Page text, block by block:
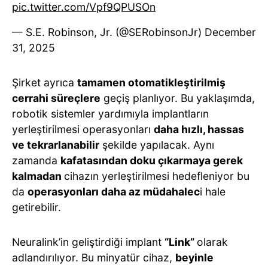
pic.twitter.com/Vpf9QPUSOn
— S.E. Robinson, Jr. (@SERobinsonJr) December
31, 2025
Şirket ayrıca tamamen otomatikleştirilmiş
cerrahi süreçlere geçiş planlıyor. Bu yaklaşımda,
robotik sistemler yardımıyla implantların
yerleştirilmesi operasyonları daha hızlı, hassas
ve tekrarlanabilir şekilde yapılacak. Aynı
zamanda kafatasından doku çıkarmaya gerek
kalmadan cihazın yerleştirilmesi hedefleniyor bu
da operasyonları daha az müdahaleci hale
getirebilir.
Neuralink’in geliştirdiği implant “Link” olarak
adlandırılıyor. Bu minyatür cihaz, beyinle